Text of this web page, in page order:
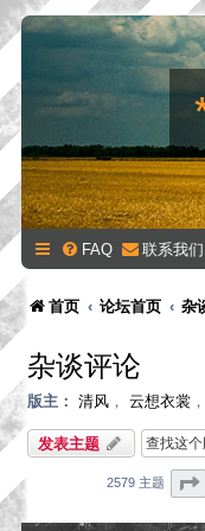
FAQ 联系我们
首页 论坛首页 杂
杂谈评论
版主： 清风 ， 云想衣裳 ，
发表主题
2579 主题